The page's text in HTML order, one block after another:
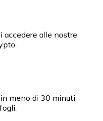
accedere alle nostre
meno di 30 minuti